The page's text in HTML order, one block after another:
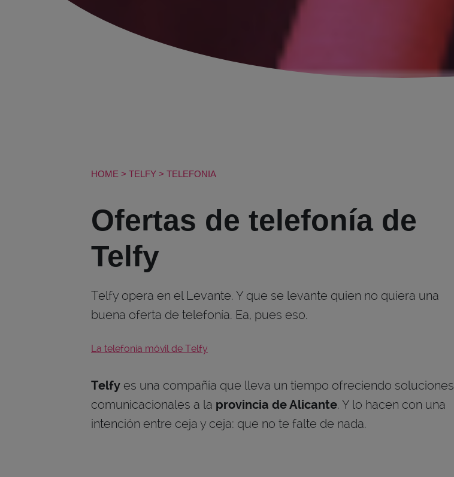
HOME > TELFY > TELEFONIA
Ofertas de telefonía de
Telfy
Telfy opera en el Levante. Y que se levante quien no quiera una
buena oferta de telefonía. Ea, pues eso.
La telefonía móvil de Telfy
Telfy es una compañía que lleva un tiempo ofreciendo soluciones
comunicacionales a la provincia de Alicante. Y lo hacen con una
intención entre ceja y ceja: que no te falte de nada.